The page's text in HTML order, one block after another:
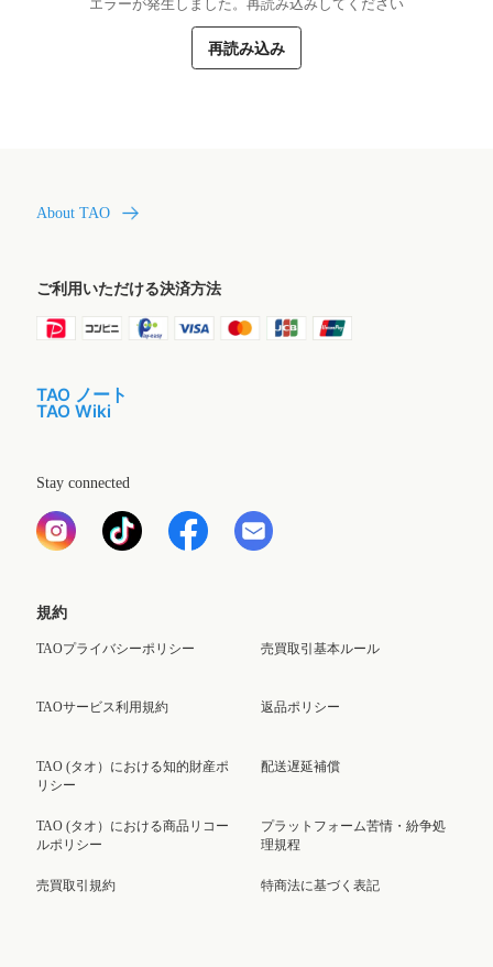
エラーが発生しました。再読み込みしてください
再読み込み
About TAO
ご利用いただける決済方法
TAO ノート
TAO Wiki
Stay connected
規約
TAOプライバシーポリシー
TAOサービス利用規約
TAO (タオ）における知的財産ポ
リシー
TAO (タオ）における商品リコー
ルポリシー
売買取引規約
売買取引基本ルール
返品ポリシー
配送遅延補償
プラットフォーム苦情・紛争処
理規程
特商法に基づく表記